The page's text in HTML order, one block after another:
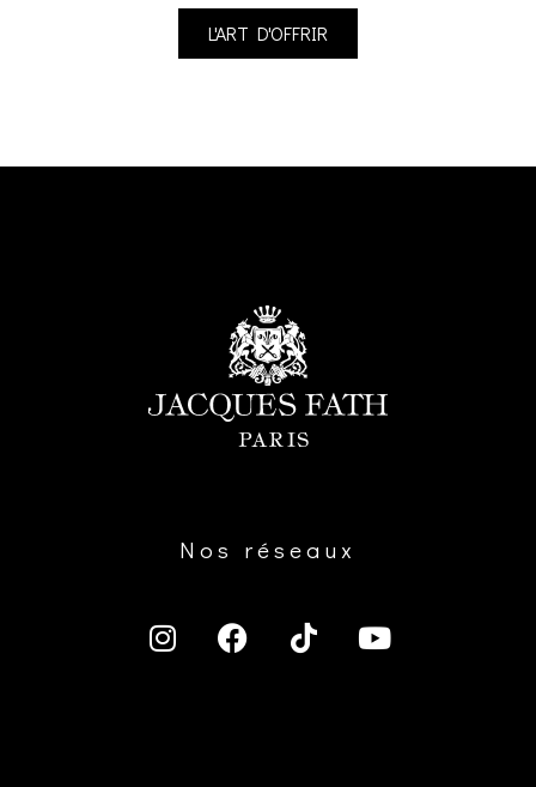
L'ART D'OFFRIR
Nos réseaux